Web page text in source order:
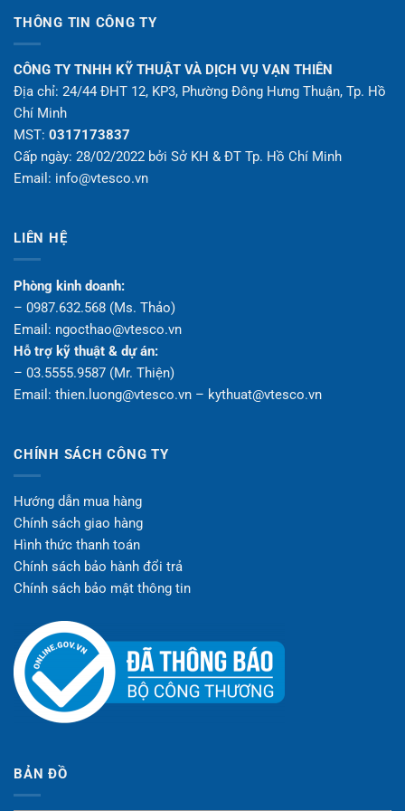
THÔNG TIN CÔNG TY
CÔNG TY TNHH KỸ THUẬT VÀ DỊCH VỤ VẠN THIÊN
Địa chỉ: 24/44 ĐHT 12, KP3, Phường Đông Hưng Thuận, Tp. Hồ
Chí Minh
MST: 0317173837
Cấp ngày: 28/02/2022 bởi Sở KH & ĐT Tp. Hồ Chí Minh
Email: info@vtesco.vn
LIÊN HỆ
Phòng kinh doanh:
– 0987.632.568 (Ms. Thảo)
Email: ngocthao@vtesco.vn
Hỗ trợ kỹ thuật & dự án:
– 03.5555.9587 (Mr. Thiện)
Email: thien.luong@vtesco.vn – kythuat@vtesco.vn
CHÍNH SÁCH CÔNG TY
Hướng dẫn mua hàng
Chính sách giao hàng
Hình thức thanh toán
Chính sách bảo hành đổi trả
Chính sách bảo mật thông tin
BẢN ĐỒ